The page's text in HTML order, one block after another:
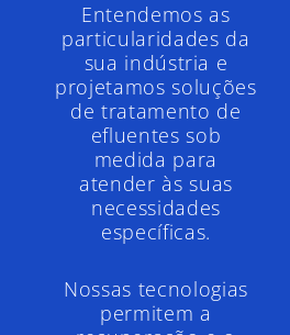
Entendemos as
particularidades da
sua indústria e
projetamos soluções
de tratamento de
efluentes sob
medida para
atender às suas
necessidades
específicas.
Nossas tecnologias
permitem a